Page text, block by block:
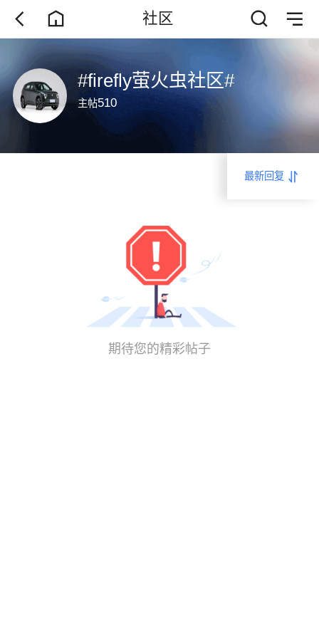
社区
#firefly萤火虫社区#
主帖510
最新回复
期待您的精彩帖子